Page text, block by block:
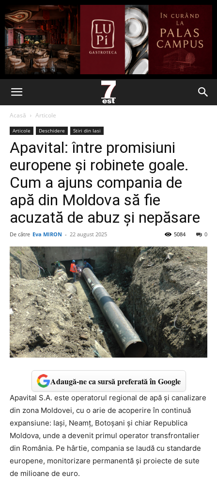
Acasă Articole
Articole Deschidere Stiri din Iasi
Apavital: între promisiuni
europene și robinete goale.
Cum a ajuns compania de
apă din Moldova să fie
acuzată de abuz și nepăsare
De către Eva MIRON - 22 august 2025 0
5084
Adaugă-ne ca sursă preferată în Google
Apavital S.A. este operatorul regional de apă și canalizare
din zona Moldovei, cu o arie de acoperire în continuă
expansiune: Iași, Neamț, Botoșani și chiar Republica
Moldova, unde a devenit primul operator transfrontalier
din România. Pe hârtie, compania se laudă cu standarde
europene, monitorizare permanentă și proiecte de sute
de milioane de euro.